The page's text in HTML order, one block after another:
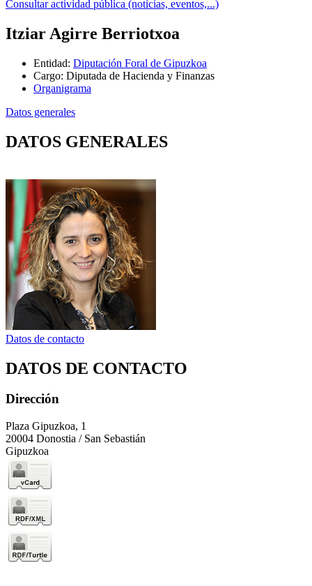
Consultar actividad pública (noticias, eventos,...)
Itziar Agirre Berriotxoa
Entidad: Diputación Foral de Gipuzkoa
Cargo: Diputada de Hacienda y Finanzas
Organigrama
Datos generales
DATOS GENERALES
Datos de contacto
DATOS DE CONTACTO
Dirección
Plaza Gipuzkoa, 1
20004 Donostia / San Sebastián
Gipuzkoa